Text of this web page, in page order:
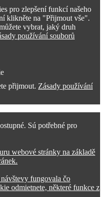
pro zlepšení funkcí našeho
klikněte na "Přijmout vše".
vybrat, jaký druh
používání souborů
přijmout. Zásady používání
Sú potřebné pro
webové stránky na základě
fungovala čo
odmietnete, některé funkce z